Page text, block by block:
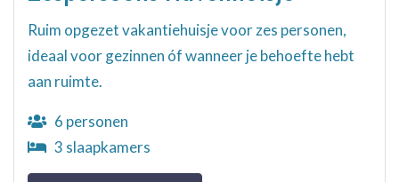
Ruim opgezet vakantiehuisje voor zes personen,
ideaal voor gezinnen óf wanneer je behoefte hebt
aan ruimte.
6 personen
3 slaapkamers